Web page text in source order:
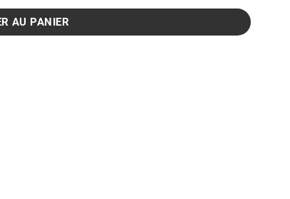
AU PANIER